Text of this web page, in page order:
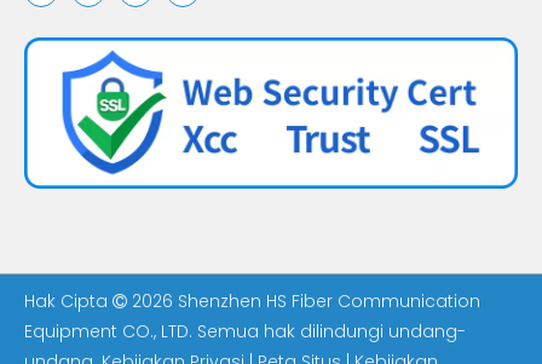
Hak Cipta  2026 Shenzhen HS Fiber Communication
Equipment CO., LTD. Semua hak dilindungi undang-